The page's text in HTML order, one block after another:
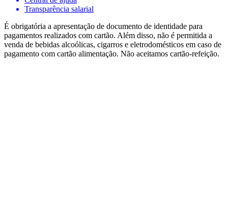
Transparência salarial
É obrigatória a apresentação de documento de identidade para
pagamentos realizados com cartão. Além disso, não é permitida a
venda de bebidas alcoólicas, cigarros e eletrodomésticos em caso de
pagamento com cartão alimentação. Não aceitamos cartão-refeição.